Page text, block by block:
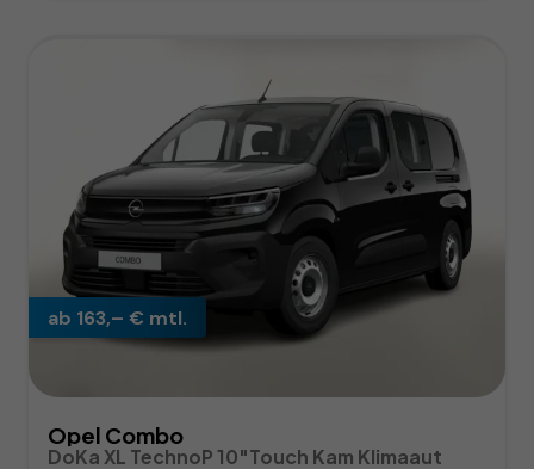
ab 163,– € mtl.
Opel Combo
DoKa XL TechnoP 10"Touch Kam Klimaaut